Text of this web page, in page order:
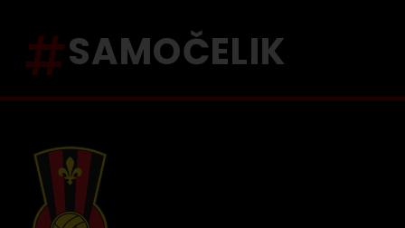
SAMOČELIK